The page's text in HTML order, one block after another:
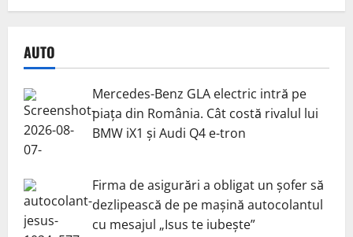
AUTO
Mercedes-Benz GLA electric intră pe
piața din România. Cât costă rivalul lui
BMW iX1 și Audi Q4 e-tron
Firma de asigurări a obligat un șofer să
dezlipească de pe mașină autocolantul
cu mesajul „Isus te iubește”